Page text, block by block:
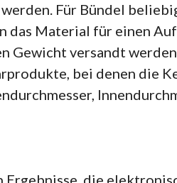
Für Bündel
das Material für einen
versandt
bei denen die
Ergebnisse, die